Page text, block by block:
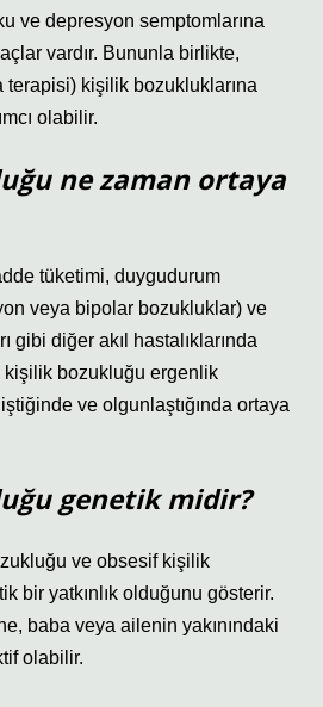
ve depresyon semptomlarına
vardır. Bununla birlikte,
terapisi) kişilik bozukluklarına
olabilir.
ne zaman ortaya
tüketimi, duygudurum
veya bipolar bozukluklar) ve
gibi diğer akıl hastalıklarında
kişilik bozukluğu ergenlik
ve olgunlaştığında ortaya
genetik midir?
ve obsesif kişilik
bir yatkınlık olduğunu gösterir.
baba veya ailenin yakınındaki
olabilir.